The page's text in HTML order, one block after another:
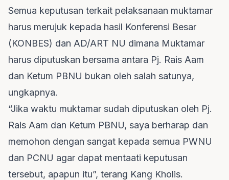
Semua keputusan terkait pelaksanaan muktamar
harus merujuk kepada hasil Konferensi Besar
(KONBES) dan AD/ART NU dimana Muktamar
harus diputuskan bersama antara Pj. Rais Aam
dan Ketum PBNU bukan oleh salah satunya,
ungkapnya.
“Jika waktu muktamar sudah diputuskan oleh Pj.
Rais Aam dan Ketum PBNU, saya berharap dan
memohon dengan sangat kepada semua PWNU
dan PCNU agar dapat mentaati keputusan
tersebut, apapun itu”, terang Kang Kholis.